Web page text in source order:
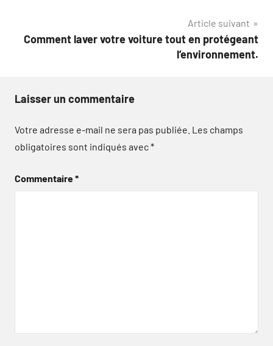
Article suivant
Comment laver votre voiture tout en protégeant
l’environnement.
Laisser un commentaire
Votre adresse e-mail ne sera pas publiée. Les champs
obligatoires sont indiqués avec*
Commentaire*